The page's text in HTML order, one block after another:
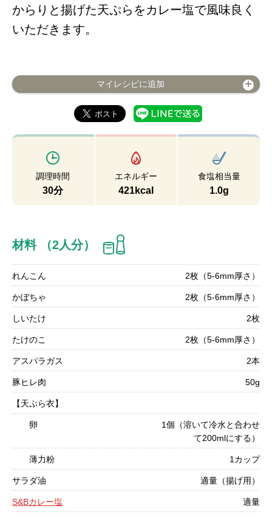
からりと揚げた天ぷらをカレー塩で風味良く
いただきます。
マイレシピに追加
調理時間
30分
エネルギー
421kcal
食塩相当量
1.0g
材料 （2人分）
れんこん 2枚（5-6mm厚さ）
かぼちゃ 2枚（5-6mm厚さ）
しいたけ 2枚
たけのこ 2枚（5-6mm厚さ）
アスパラガス 2本
豚ヒレ肉 50g
【天ぷら衣】
卵
1個（溶いて冷水と合わせ
て200mlにする）
薄力粉 1カップ
サラダ油 適量（揚げ用）
S&Bカレー塩 適量